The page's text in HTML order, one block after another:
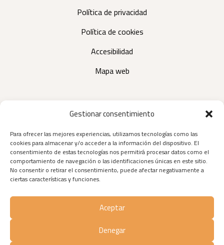
Gestionar consentimiento
Para ofrecer las mejores experiencias, utilizamos tecnologías como las
cookies para almacenar y/o acceder a la información del dispositivo. El
consentimiento de estas tecnologías nos permitirá procesar datos como el
comportamiento de navegación o las identificaciones únicas en este sitio.
No consentir o retirar el consentimiento, puede afectar negativamente a
ciertas características y funciones.
Aceptar
Denegar
Política de privacidad
Política de cookies
Accesibilidad
Mapa web
Contactar
C/ Rector, 25 (bajo), C.P.: 03203 Elche (Alicante)
680 17 82 02
noeliaalonsopsicologaelche@gmail.com